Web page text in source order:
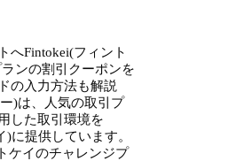
へFintokei(フィント
ンの割引クーポンを
の入力方法も解説
)は、人気の取引プ
した取引環境を
に提供しています。
ケイのチャレンジプ